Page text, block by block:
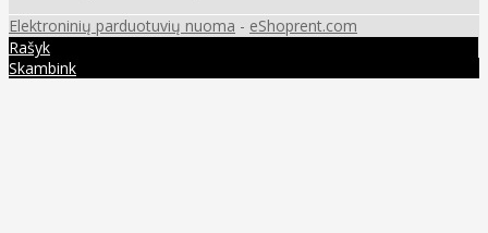
Elektroninių parduotuvių nuoma - eShoprent.com
Rašyk
Skambink